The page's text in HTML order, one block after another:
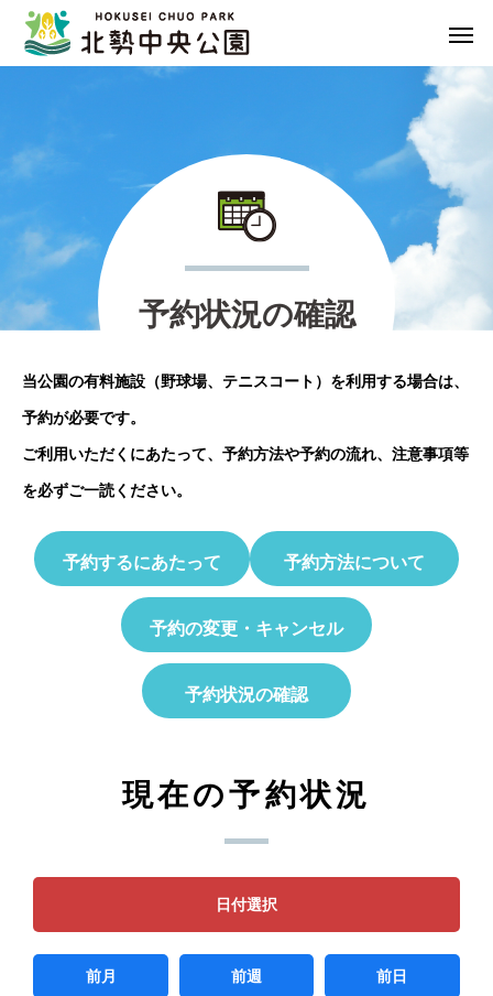
予約状況の確認
当公園の有料施設（野球場、テニスコート）を利用する場合は、
予約が必要です。
ご利用いただくにあたって、予約方法や予約の流れ、注意事項等
を必ずご一読ください。
予約するにあたって 予約方法について
予約の変更・キャンセル
予約状況の確認
現在の予約状況
日付選択
前月 前週 前日